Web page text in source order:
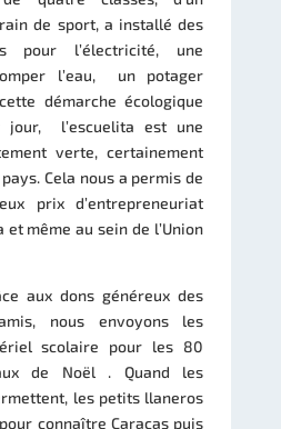
de sport, a installé des
pour l’électricité, une
l’eau, un potager
démarche écologique
jour, l’escuelita est une
verte, certainement
Cela nous a permis de
prix d’entrepreneuriat
et même au sein de l’Union
aux dons généreux des
nous envoyons les
scolaire pour les 80
de Noël . Quand les
les petits llaneros
connaître Caracas puis